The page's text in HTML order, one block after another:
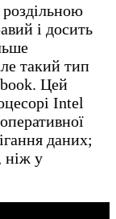
і досить
такий тип
Цей
Intel
даних;
ніж у